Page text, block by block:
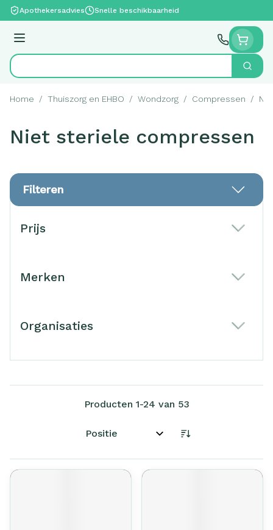
Ga naar de inhoud
Apothekersadvies Snelle beschikbaarheid
Menu
Product, merk, categorie... Zoek
Home / Thuiszorg en EHBO / Wondzorg / Compressen /
Niet steriele compressen
Filteren
Prijs
Merken
Organisaties
Producten 1-24 van 53
Sorteer op: